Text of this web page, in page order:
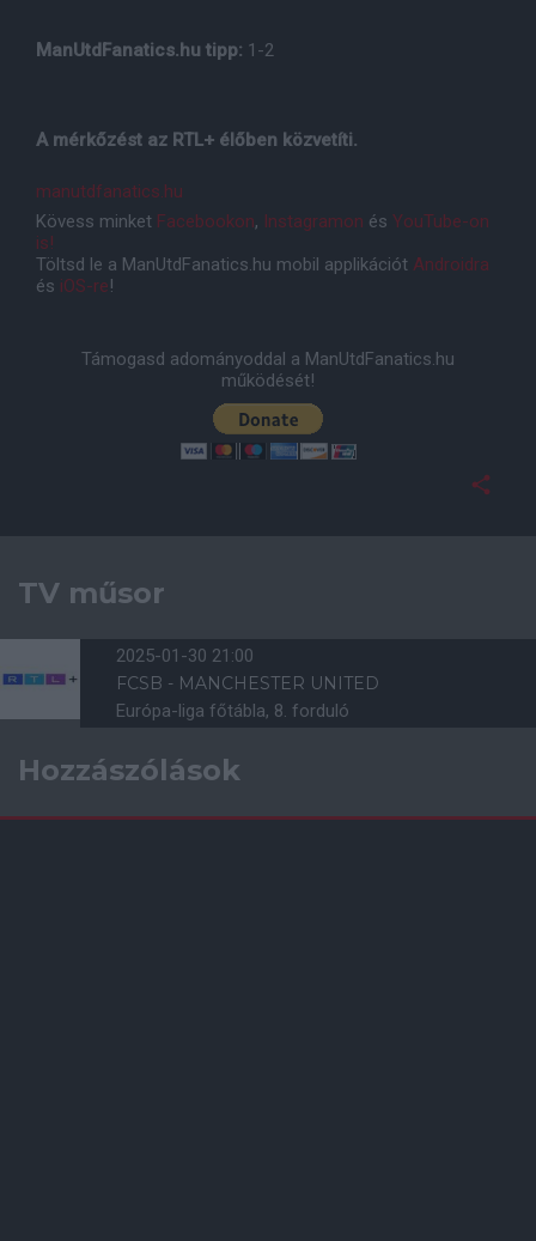
ManUtdFanatics.hu tipp: 1-2
A mérkőzést az RTL+ élőben közvetíti.
manutdfanatics.hu
Kövess minket Facebookon, Instagramon és YouTube-on
is!
Töltsd le a ManUtdFanatics.hu mobil applikációt Androidra
és iOS-re!
Támogasd adományoddal a ManUtdFanatics.hu
működését!
TV műsor
2025-01-30 21:00
FCSB - MANCHESTER UNITED
Európa-liga főtábla, 8. forduló
Hozzászólások